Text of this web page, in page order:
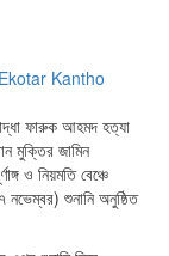
ফারুক আহমদ হত্যা
মুক্তির জামিন
ও নিয়মতি বেঞ্চে
শুনানি অনুষ্ঠিত